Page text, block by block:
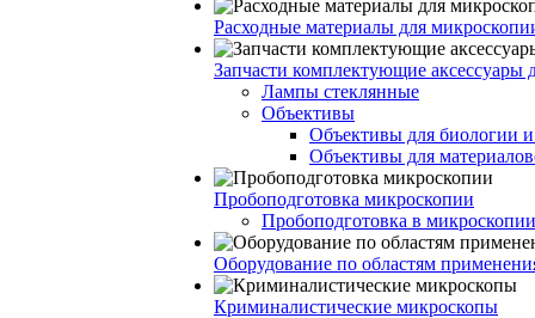
Расходные материалы для
Запчасти комплектующие аксессуары
Лампы стеклянные
Объективы
Объективы для биологии
Объективы для
Пробоподготовка микроскопии
Пробоподготовка в
Оборудование по областям
Криминалистические микроскопы